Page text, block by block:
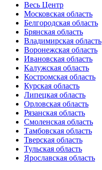
Весь Центр
Московская область
Белгородская область
Брянская область
Владимирская область
Воронежская область
Ивановская область
Калужская область
Костромская область
Курская область
Липецкая область
Орловская область
Рязанская область
Смоленская область
Тамбовская область
Тверская область
Тульская область
Ярославская область